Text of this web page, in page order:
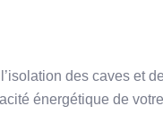
des caves et
énergétique de